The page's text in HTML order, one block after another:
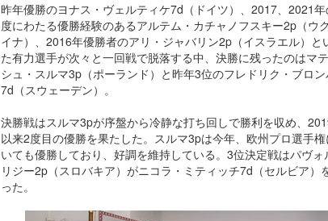
昨年優勝のヨナス・ヴェルティケ7d（ドイツ）、2017、2021年
度にわたる優勝経験のあるアルテム・カチャノフスキー2p（ウ
イナ）、2016年優勝者のアリ・ジャバリン2p（イスラエル）と
た有力選手が次々と一回戦で脱落する中、決勝に残ったのはマ
シュ・スルマ3p（ポーランド）と昨年3位のフレドリク・ブロン
7d（スウェーデン）。
決勝戦はスルマ3pが序盤から冷静な打ち回しで勝利を収め、
以来2度目の優勝を果たした。スルマ3pは今年、欧州プロ選手権
いても優勝しており、好調を維持している。3位決定戦はパヴォ
リジー2p（スロバキア）がニコラ・ミティッチ7d（セルビア）
った。